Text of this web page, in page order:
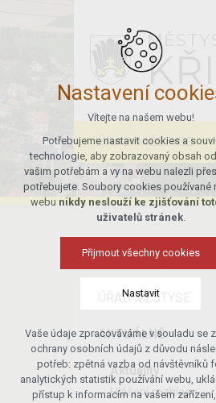
MĚSTYS
ÚŘAD MĚSTYSE
ÚŘAD MĚSTYSE
AKTUÁLNĚ
Aktuality
Hlášení rozhlasu
Nastavení
Vítejte na našem webu!
Potřebujeme nastavit cookies a
technologie, aby zobrazovaný obsah
vašim potřebám a vy na webu nalezli
potřebujete. Soubory cookies používané
webu nikdy neslouží ke zjišťování
uživatelů stránek.
Přijmout všechny cookies
Nastavit
Technická cookies
nutná pro provozování webu
udržení kontextu stránek
případná přihlášení, volby jazyka,
Vaše údaje zpracováváme v souladu se
ochrany osobních údajů z důvodu
potřeb: zpětná vazba od návštěvníků
analytických statistik používání webu,
přístup k informacím na vašem